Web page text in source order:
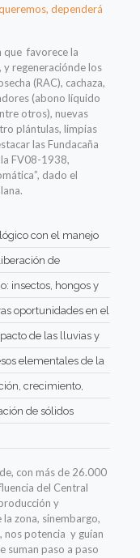
dependerá
que favorece la
, yregeneraciónde los
(RAC), cachaza,
(abono líquido
otros), nuevas
plántulas, limpias
lasFundacaña
la FV08-1938,
dado el
con el manejo
de
insectos, hongos y
oportunidades en el
de las lluvias y
elementales de la
crecimiento,
de sólidos
con más de 26.000
del Central
y
la zona, sinembargo,
nos potencia y guían
suman paso a paso